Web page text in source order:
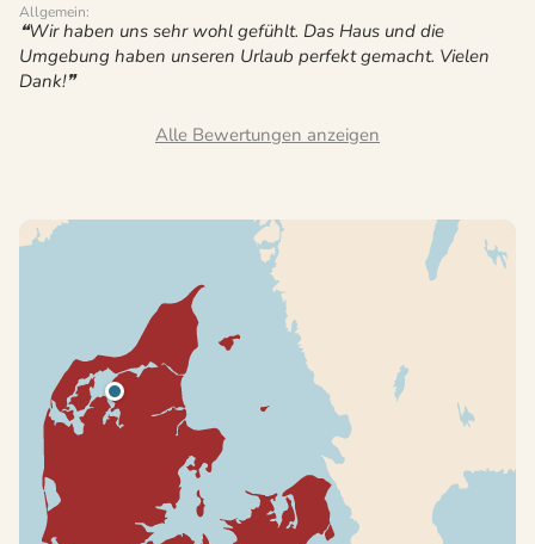
Allgemein:
Wir haben uns sehr wohl gefühlt. Das Haus und die
Umgebung haben unseren Urlaub perfekt gemacht. Vielen
Dank!
Alle Bewertungen anzeigen